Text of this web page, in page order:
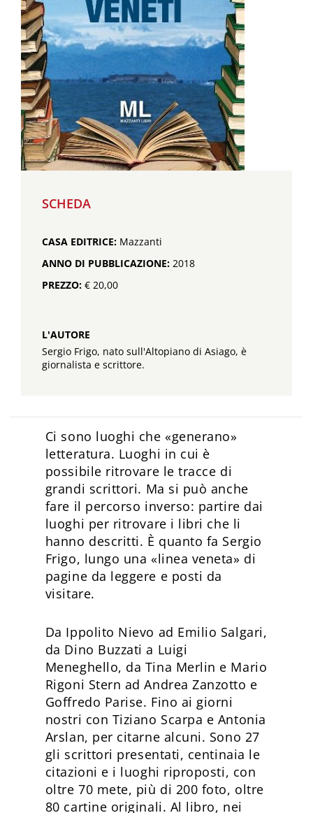
SCHEDA
CASA EDITRICE: Mazzanti
ANNO DI PUBBLICAZIONE: 2018
PREZZO: € 20,00
L'AUTORE
Sergio Frigo, nato sull'Altopiano di Asiago, è
giornalista e scrittore.
Ci sono luoghi che «generano»
letteratura. Luoghi in cui è
possibile ritrovare le tracce di
grandi scrittori. Ma si può anche
fare il percorso inverso: partire dai
luoghi per ritrovare i libri che li
hanno descritti. È quanto fa Sergio
Frigo, lungo una «linea veneta» di
pagine da leggere e posti da
visitare.
Da Ippolito Nievo ad Emilio Salgari,
da Dino Buzzati a Luigi
Meneghello, da Tina Merlin e Mario
Rigoni Stern ad Andrea Zanzotto e
Goffredo Parise. Fino ai giorni
nostri con Tiziano Scarpa e Antonia
Arslan, per citarne alcuni. Sono 27
gli scrittori presentati, centinaia le
citazioni e i luoghi riproposti, con
oltre 70 mete, più di 200 foto, oltre
80 cartine originali. Al libro, nei